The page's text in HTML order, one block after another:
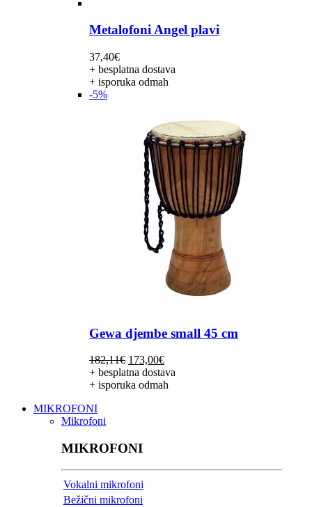
Metalofoni Angel plavi
37,40€
+ besplatna dostava
+ isporuka odmah
-5%
Gewa djembe small 45 cm
182,11€ Izvorna
cijena
bila
173,00€Trenutna
cijena
je:
+ besplatna dostava
+ isporuka odmah
MIKROFONI
Mikrofoni
MIKROFONI
Vokalni mikrofoni
Bežični mikrofoni